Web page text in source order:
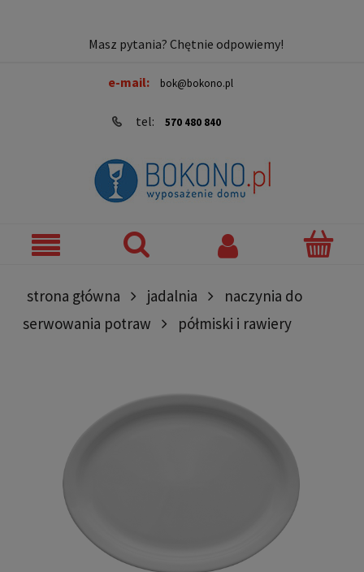
Masz pytania? Chętnie odpowiemy!
e-mail: bok@bokono.pl
tel: 570 480 840
strona główna jadalnia
naczynia do
serwowania potraw
półmiski i rawiery